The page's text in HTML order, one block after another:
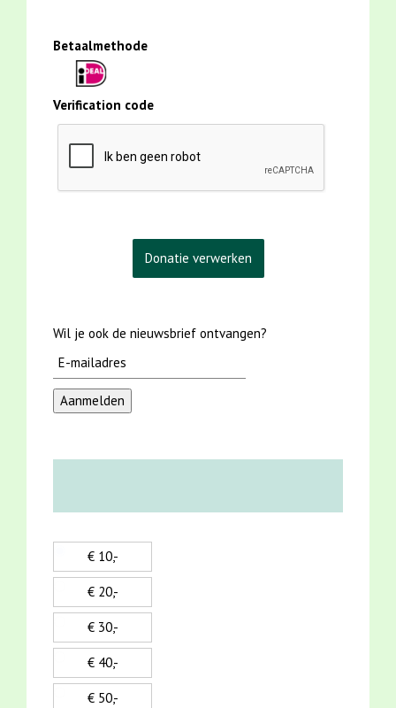
Betaalmethode
Verification code
Wil je ook de nieuwsbrief ontvangen?
€ 10,-
€ 20,-
€ 30,-
€ 40,-
€ 50,-